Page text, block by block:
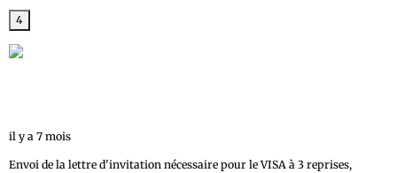
4
il y a 7 mois
Envoi de la lettre d'invitation nécessaire pour le VISA à 3 reprises,